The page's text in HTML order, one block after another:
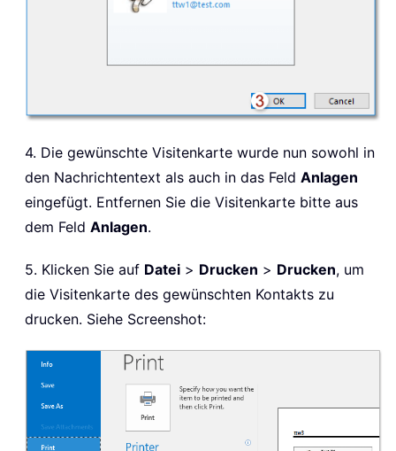
4. Die gewünschte Visitenkarte wurde nun sowohl in
den Nachrichtentext als auch in das Feld Anlagen
eingefügt. Entfernen Sie die Visitenkarte bitte aus
dem Feld Anlagen.
5. Klicken Sie auf Datei > Drucken > Drucken, um
die Visitenkarte des gewünschten Kontakts zu
drucken. Siehe Screenshot: